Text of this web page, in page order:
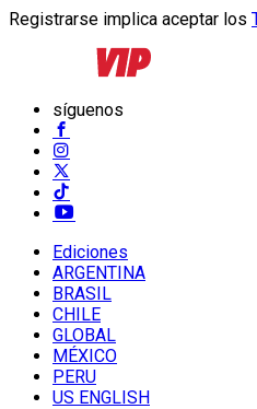
Registrarse implica aceptar los
síguenos
Ediciones
ARGENTINA
BRASIL
CHILE
GLOBAL
MÉXICO
PERU
US ENGLISH